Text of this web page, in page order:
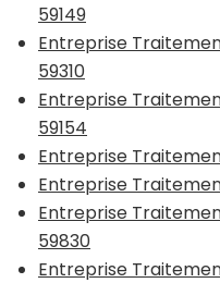
59149
Entreprise
59310
Entreprise
59154
Entreprise
Entreprise
Entreprise
59830
Entreprise